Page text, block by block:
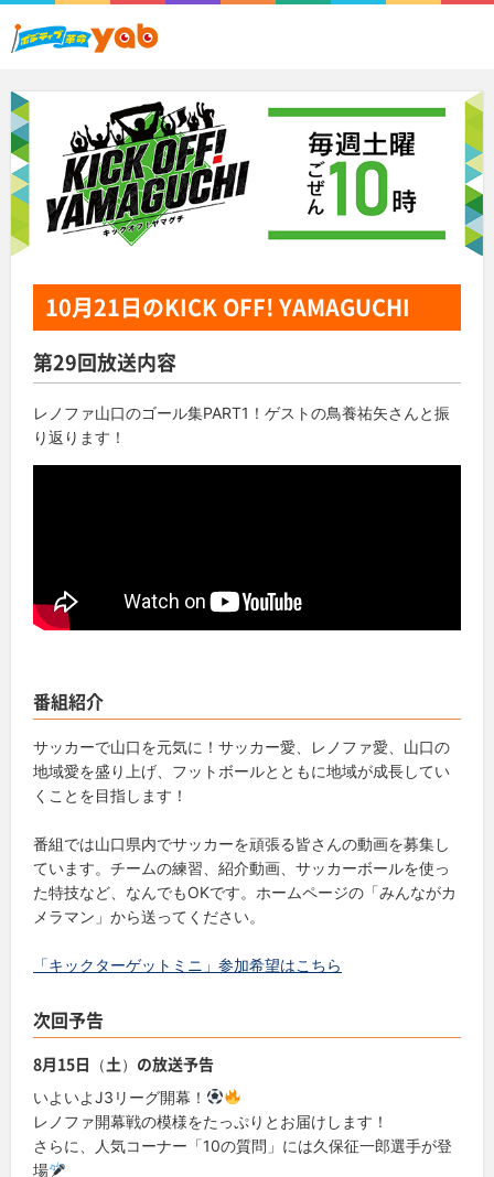
10月21日のKICK OFF! YAMAGUCHI
第29回放送内容
レノファ山口のゴール集PART1！ ゲストの鳥養祐矢さんと振
り返ります！
番組紹介
サッカーで山口を元気に！サッカー愛、レノファ愛、山口の
地域愛を盛り上げ、フットボールとともに地域が成長してい
くことを目指します！
番組では山口県内でサッカーを頑張る皆さんの動画を募集し
ています。チームの練習、紹介動画、サッカーボールを使っ
た特技など、なんでもOKです。ホームページの「みんながカ
メラマン」から送ってください。
「キックターゲットミニ」参加希望はこちら
次回予告
8月15日（土）の放送予告
いよいよJ3リーグ開幕！
レノファ開幕戦の模様をたっぷりとお届けします！
さらに、人気コーナー「10の質問」には久保征一郎選手が登
場